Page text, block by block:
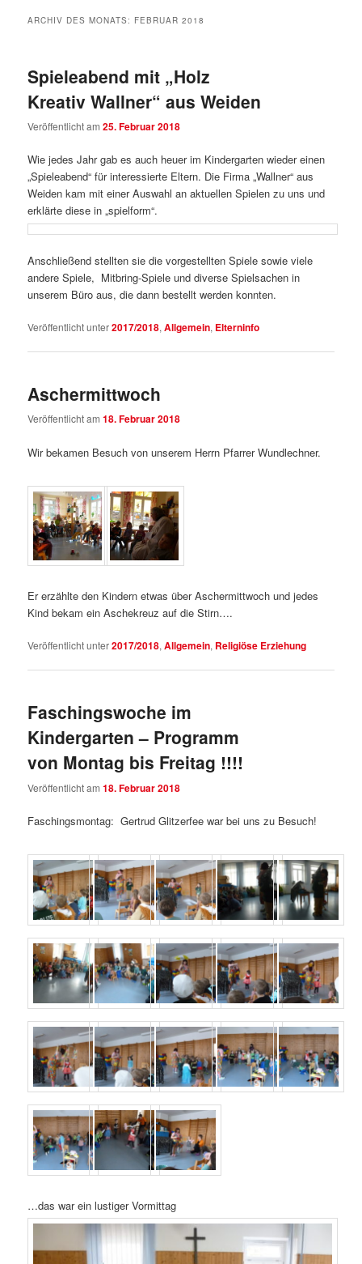
ARCHIV DES MONATS: FEBRUAR 2018
Spieleabend mit „Holz
Kreativ Wallner“ aus Weiden
Veröffentlicht am25. Februar 2018
Wie jedes Jahr gab es auch heuer im Kindergarten wieder einen
„Spieleabend“ für interessierte Eltern. Die Firma „Wallner“ aus
Weiden kam mit einer Auswahl an aktuellen Spielen zu uns und
erklärte diese in „spielform“.
Anschließend stellten sie die vorgestellten Spiele sowie viele
andere Spiele, Mitbring-Spiele und diverse Spielsachen in
unserem Büro aus, die dann bestellt werden konnten.
Veröffentlicht unter2017/2018,Allgemein, Elterninfo
Aschermittwoch
Veröffentlicht am18. Februar 2018
Wir bekamen Besuch von unserem Herrn Pfarrer Wundlechner.
Er erzählte den Kindern etwas über Aschermittwoch und jedes
Kind bekam ein Aschekreuz auf die Stirn….
Veröffentlicht unter2017/2018,Allgemein, Religiöse Erziehung
Faschingswoche im
Kindergarten – Programm
von Montag bis Freitag !!!!
Veröffentlicht am18. Februar 2018
Faschingsmontag: Gertrud Glitzerfee war bei uns zu Besuch!
…das war ein lustiger Vormittag